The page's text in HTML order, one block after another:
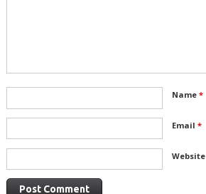
Name *
Email *
Website